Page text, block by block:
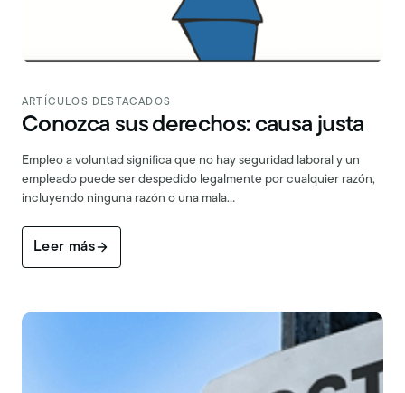
ARTÍCULOS DESTACADOS
Conozca sus derechos: causa justa
Empleo a voluntad significa que no hay seguridad laboral y un
empleado puede ser despedido legalmente por cualquier razón,
incluyendo ninguna razón o una mala…
Leer más